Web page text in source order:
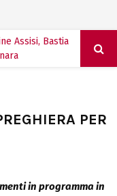
PER
in programma in